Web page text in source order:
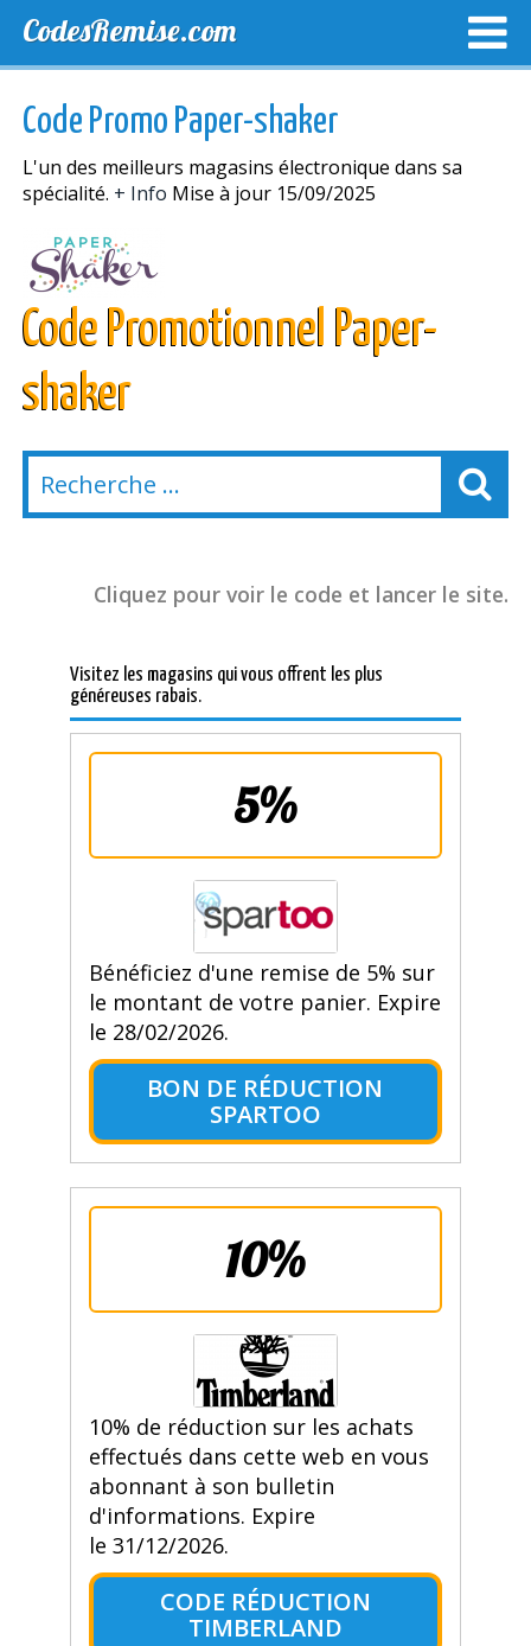
CodesRemise.com
NOUVELLES MAGASINS
Code Promo Paper-shaker
L'un des meilleurs magasins électronique dans sa
spécialité. + Info Mise à jour 15/09/2025
Code Promotionnel Paper-
shaker
Cliquez pour voir le code et lancer le site.
Visitez les magasins qui vous offrent les plus
généreuses rabais.
5%
Bénéficiez d'une remise de 5% sur
le montant de votre panier. Expire
le 28/02/2026.
BON DE RÉDUCTION
SPARTOO
10%
10% de réduction sur les achats
effectués dans cette web en vous
abonnant à son bulletin
d'informations. Expire
le 31/12/2026.
CODE RÉDUCTION
TIMBERLAND